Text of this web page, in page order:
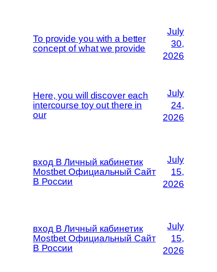
To provide you with a better
concept of what we provide
July
30,
2026
Here, you will discover each
intercourse toy out there in
our
July
24,
2026
вход В Личный кабинетик
Mostbet Официальный Сайт
В России
July
15,
2026
вход В Личный кабинетик
Mostbet Официальный Сайт
В России
July
15,
2026